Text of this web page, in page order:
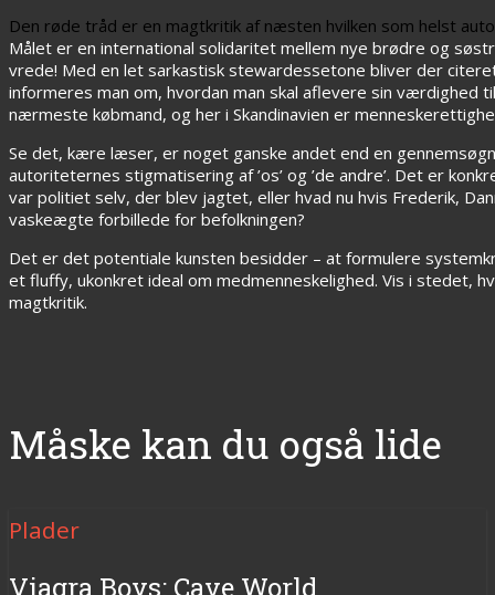
Den røde tråd er en magtkritik af næsten hvilken som helst
Målet er en international solidaritet mellem nye brødre og
vrede! Med en let sarkastisk stewardessetone bliver der citeret
informeres man om, hvordan man skal aflevere sin værdighed
nærmeste købmand, og her i Skandinavien er
Se det, kære læser, er noget ganske andet end en
autoriteternes stigmatisering af ’os’ og ’de andre’. Det er
var politiet selv, der blev jagtet, eller hvad nu hvis Frederik,
vaskeægte forbillede for befolkningen?
Det er det potentiale kunsten besidder – at formulere
et fluffy, ukonkret ideal om medmenneskelighed. Vis i stedet,
magtkritik.
Måske kan du også lide
Plader
Viagra Boys: Cave World